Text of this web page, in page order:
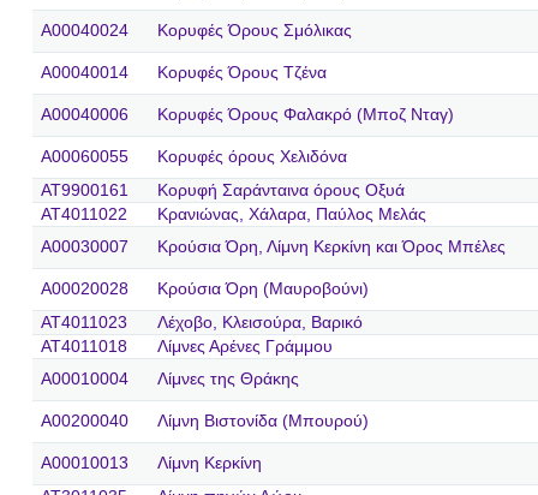
A00040024 Κορυφές Όρους Σμόλικας
A00040014 Κορυφές Όρους Τζένα
A00040006 Κορυφές Όρους Φαλακρό (Μποζ Νταγ)
A00060055
Κορυφές όρους Χελιδόνα
AT9900161
Κορυφή Σαράνταινα όρους Οξυά
AT4011022
Κρανιώνας, Χάλαρα, Παύλος Μελάς
A00030007
Κρούσια Όρη, Λίμνη Κερκίνη και Όρος Μπέλες
A00020028
Κρούσια Όρη (Μαυροβούνι)
AT4011023
Λέχοβο, Κλεισούρα, Βαρικό
AT4011018
Λίμνες Αρένες Γράμμου
A00010004
Λίμνες της Θράκης
A00200040 Λίμνη Βιστονίδα (Μπουρού)
A00010013
Λίμνη Κερκίνη